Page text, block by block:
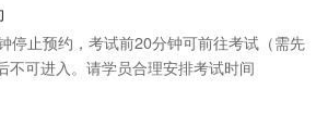
停止预约，考试前20分钟可前往考试（需先
不可进入。请学员合理安排考试时间